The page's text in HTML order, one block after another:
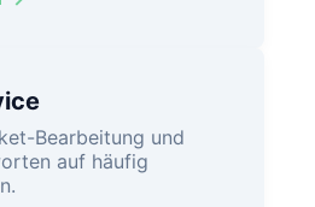
Bearbeitung und
auf häufig